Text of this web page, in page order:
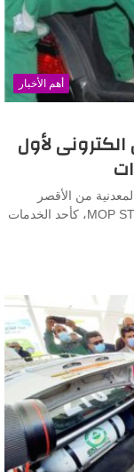
أهم الأخبار
لأول
من الأقصر
الإطلاق التجريبى للتطبيق الالكترونى MOP STATION APP، كأحد الخدمات